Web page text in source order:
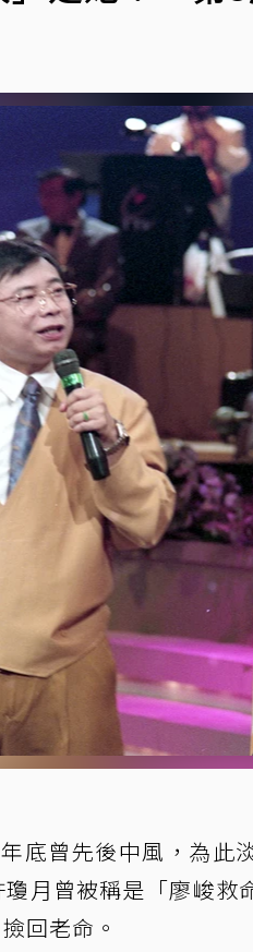
底曾先後中風，為此
月曾被稱是「廖峻
回老命。